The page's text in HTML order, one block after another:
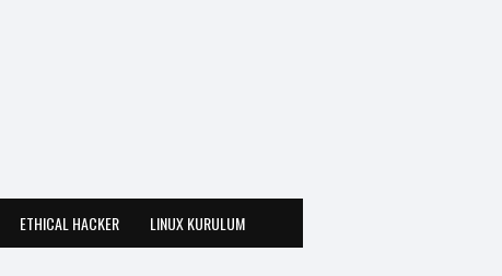
ETHICAL HACKER LINUX KURULUM